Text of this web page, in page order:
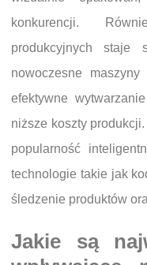
konkurencji.
produkcyjnych staje
nowoczesne
efektywne
niższe koszty
popularność
technologie takie jak
śledzenie produktów
Jakie są